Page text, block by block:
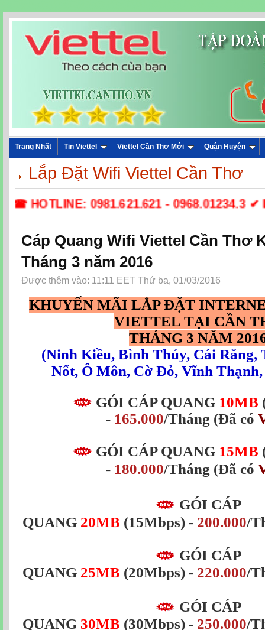
Trang Nhất Tin Viettel Viettel Cần Thơ Mới Quận Huyện
Lắp Đặt Wifi Viettel Cần Thơ
☎ HOTLINE: 0981.621.621 - 0968.01234.3
Cáp Quang Wifi Viettel Cần Thơ
Tháng 3 năm 2016
Được thêm vào: 11:11 EET Thứ ba, 01/03/2016
KHUYẾN MÃI LẮP ĐẶT
VIETTEL TẠI CẦN
THÁNG 3 NĂM
(Ninh Kiều, Bình Thủy, Cái Răng,
Nốt, Ô Môn, Cờ Đỏ, Vĩnh Thạnh
GÓI CÁP QUANG 10MB
- 165.000/Tháng (Đã có
GÓI CÁP QUANG 15MB
- 180.000/Tháng (Đã có
GÓI CÁP
QUANG 20MB (15Mbps) - 200.000/
GÓI CÁP
QUANG 25MB (20Mbps) - 220.000/
GÓI CÁP
QUANG 30MB (30Mbps) - 250.000/